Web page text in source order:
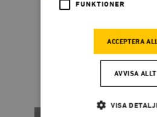
Dadgostar kostar
miljoner per
När publikens applåder
frågan: Vem betalar notan?
FUNKTIONER
ACCEPTERA
AVVISA ALLT
VISA